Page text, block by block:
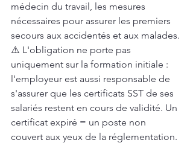
médecin du travail, les mesures
nécessaires pour assurer les premiers
secours aux accidentés et aux malades.
⚠️ L'obligation ne porte pas
uniquement sur la formation initiale :
l'employeur est aussi responsable de
s'assurer que les certificats SST de ses
salariés restent en cours de validité. Un
certificat expiré = un poste non
couvert aux yeux de la réglementation.